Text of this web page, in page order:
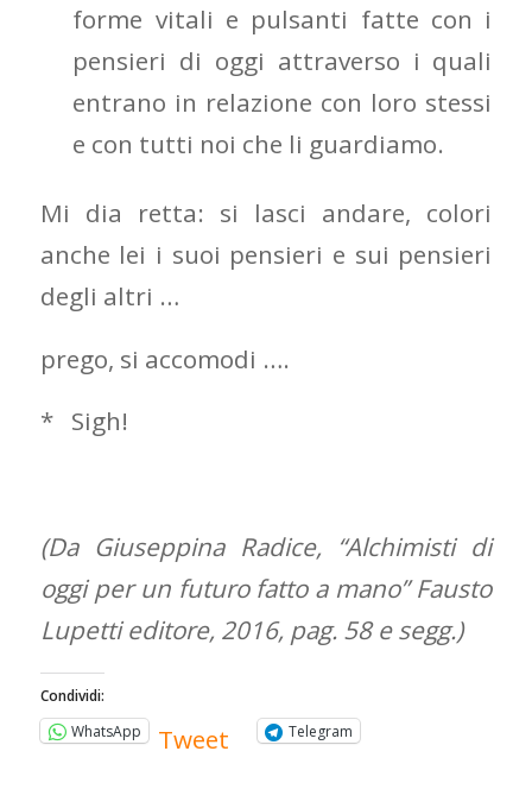
forme vitali e pulsanti fatte con i
pensieri di oggi attraverso i quali
entrano in relazione con loro stessi
e con tutti noi che li guardiamo.
Mi dia retta: si lasci andare, colori
anche lei i suoi pensieri e sui pensieri
degli altri …
prego, si accomodi ….
* Sigh!
(Da Giuseppina Radice, “Alchimisti di
oggi per un futuro fatto a mano” Fausto
Lupetti editore, 2016, pag. 58 e segg.)
Condividi:
WhatsApp
Tweet Telegram